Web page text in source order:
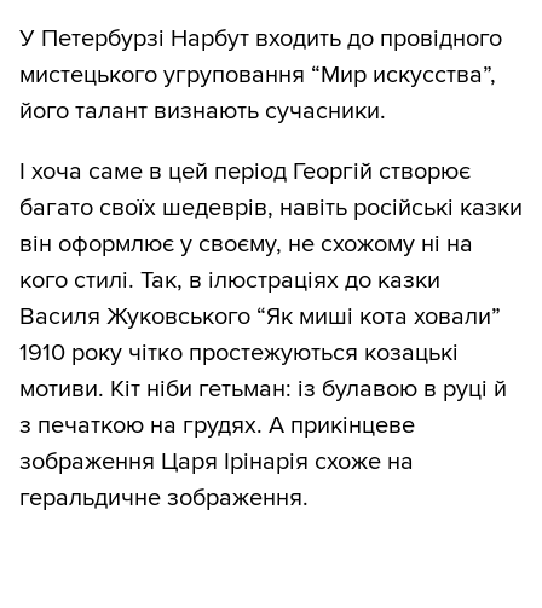
У Петербурзі Нарбут входить до провідного
мистецького угруповання “Мир искусства”,
його талант визнають сучасники.
І хоча саме в цей період Георгій створює
багато своїх шедеврів, навіть російські казки
він оформлює у своєму, не схожому ні на
кого стилі. Так, в ілюстраціях до казки
Василя Жуковського “Як миші кота ховали”
1910 року чітко простежуються козацькі
мотиви. Кіт ніби гетьман: із булавою в руці й
з печаткою на грудях. А прикінцеве
зображення Царя Ірінарія схоже на
геральдичне зображення.